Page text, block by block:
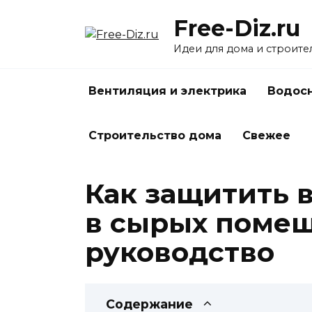
Free-Diz.ru
Идеи для дома и
Вентиляция и электрика
Строительство дома Свежее
Как защитить
в сырых
руководство
Содержание